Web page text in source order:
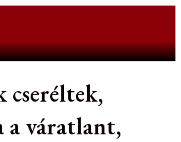
cseréltek,
a váratlant,